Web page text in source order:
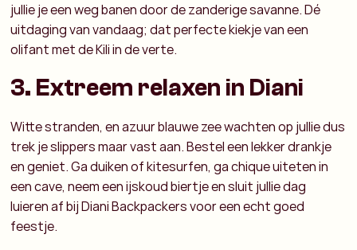
jullie je een weg banen door de zanderige savanne. Dé
uitdaging van vandaag; dat perfecte kiekje van een
olifant met de Kili in de verte.
3. Extreem relaxen in Diani
Witte stranden, en azuur blauwe zee wachten op jullie dus
trek je slippers maar vast aan. Bestel een lekker drankje
en geniet. Ga duiken of kitesurfen, ga chique uiteten in
een cave, neem een ijskoud biertje en sluit jullie dag
luieren af bij Diani Backpackers voor een echt goed
feestje.